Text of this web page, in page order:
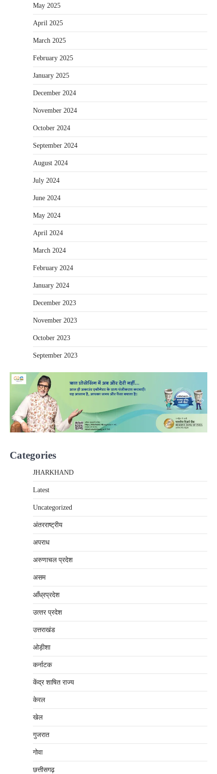
May 2025
April 2025
March 2025
February 2025
January 2025
December 2024
November 2024
October 2024
September 2024
August 2024
July 2024
June 2024
May 2024
April 2024
March 2024
February 2024
January 2024
December 2023
November 2023
October 2023
September 2023
Categories
JHARKHAND
Latest
Uncategorized
अंतरराष्‍ट्रीय
अपराध
अरुणाचल प्रदेश
असम
आँध्रप्रदेश
उत्‍तर प्रदेश
उत्तराखंड
ओड़ीशा
कर्नाटक
केंद्र शाषित राज्य
केरल
खेल
गुजरात
गोवा
छत्तीसगढ़